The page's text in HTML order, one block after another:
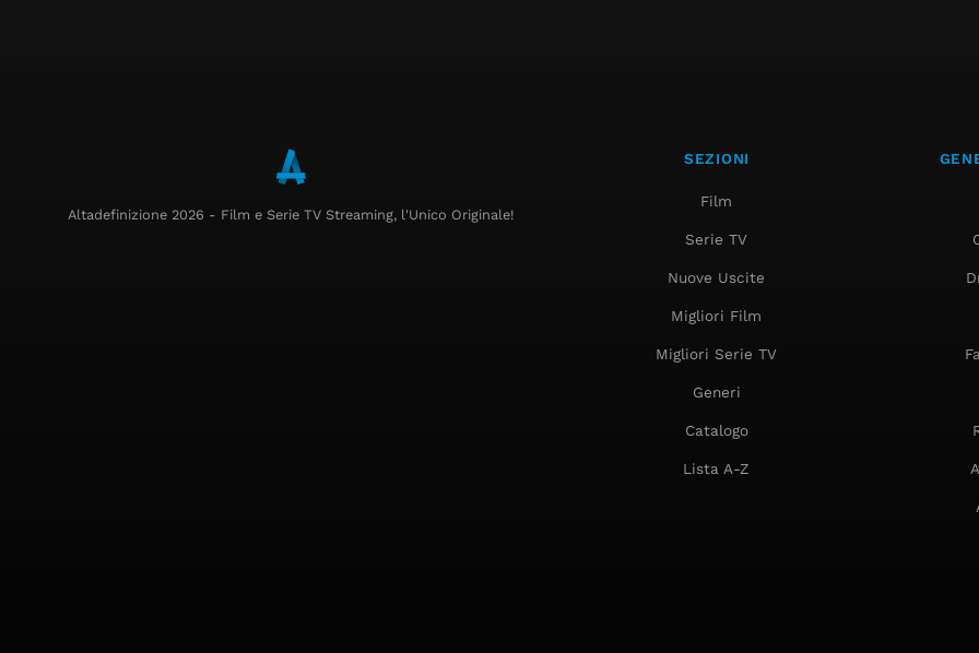
Altadefinizione 2026 - Film e Serie TV Streaming, l'Unico Originale!
SEZIONI
Film
Serie TV
Nuove Uscite
Migliori Film
Migliori Serie TV
Generi
Catalogo
Lista A-Z